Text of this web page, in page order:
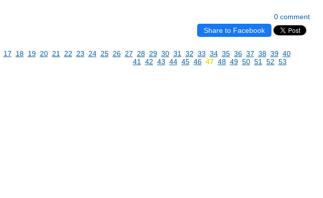
0 comment
Share to Facebook
17 18 19 20 21 22 23 24 25 26 27 28 29 30 31 32 33 34 35 36 37 38 39 40
41
42 43 44 45 46 47 48 49 50 51 52 53